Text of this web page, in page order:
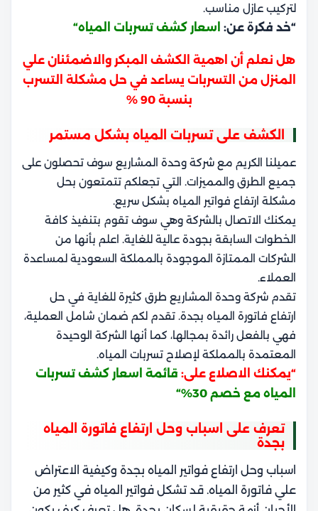
لتركيب عازل مناسب.
“خد فكرة عن: اسعار كشف تسربات المياه“
هل نعلم أن اهمية الكشف المبكر والاضمئنان علي
المنزل من التسربات يساعد في حل مشكلة التسرب
بنسبة 90 %
الكشف على تسربات المياه بشكل مستمر
عميلنا الكريم مع شركة وحدة المشاريع سوف تحصلون على
جميع الطرق والمميزات. التي تجعلكم تتمتعون بحل
مشكلة ارتفاع فواتير المياه بشكل سريع.
يمكنك الاتصال بالشركة وهي سوف تقوم بتنفيذ كافة
الخطوات السابقة بجودة عالية للغاية. اعلم بأنها من
الشركات الممتازة الموجودة بالمملكة السعودية لمساعدة
العملاء.
تقدم شركة وحدة المشاريع طرق كثيرة للغاية في حل
ارتفاع فاتورة المياه بجدة. تقدم لكم ضمان شامل العملية،
فهي بالفعل رائدة بمجالها، كما أنها الشركة الوحيدة
المعتمدة بالمملكة لإصلاح تسربات المياه.
“يمكنك الاصلاع على: قائمة اسعار كشف تسربات
المياه مع خصم 30%
“
تعرف على اسباب وحل ارتفاع فاتورة المياه
بجدة
اسباب وحل ارتفاع فواتير المياه بجدة وكيفية الاعتراض
علي فاتورة المياه. قد تشكل فواتير المياه في كثير من